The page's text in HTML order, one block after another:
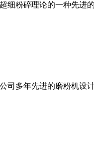
粉碎理论的一种先进
多年先进的磨粉机设